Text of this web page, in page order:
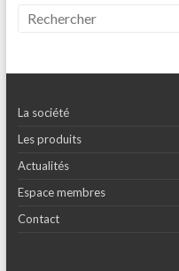
La société
Les produits
Actualités
Espace membres
Contact